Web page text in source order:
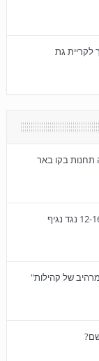
תחנות בקו באר
מאוחדת החלה לחסן מתבגרים בני 12-16 נגד נגיף
של קהילות"